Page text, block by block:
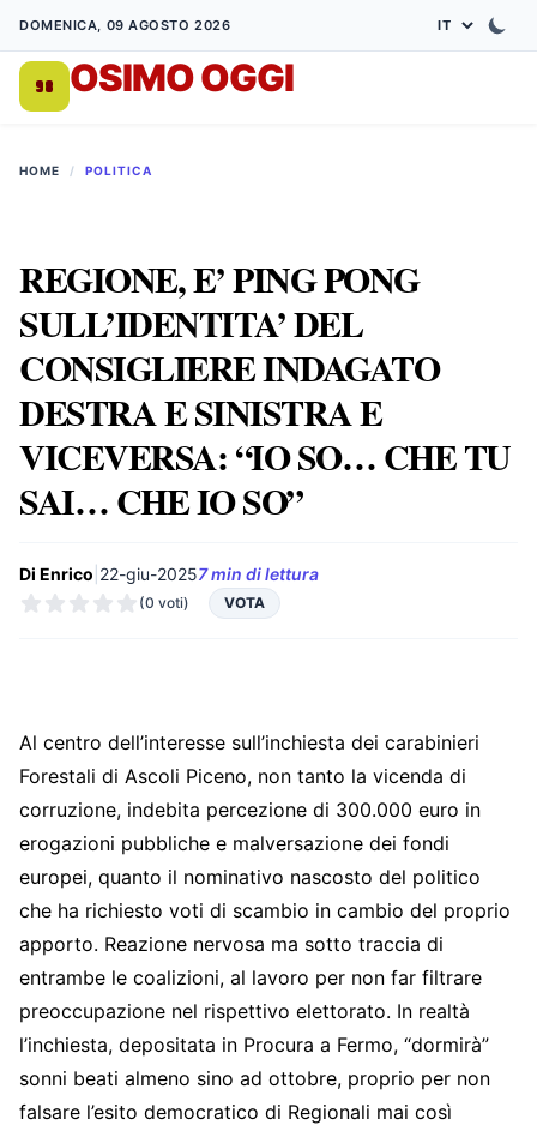
DOMENICA, 09 AGOSTO 2026
OSIMO OGGI
HOME / POLITICA
REGIONE, E’ PING PONG
SULL’IDENTITA’ DEL
CONSIGLIERE INDAGATO
DESTRA E SINISTRA E
VICEVERSA: “IO SO… CHE TU
SAI… CHE IO SO”
Di Enrico 22-giu-20257 min di lettura
(0 voti) VOTA
Al centro dell’interesse sull’inchiesta dei carabinieri
Forestali di Ascoli Piceno, non tanto la vicenda di
corruzione, indebita percezione di 300.000 euro in
erogazioni pubbliche e malversazione dei fondi
europei, quanto il nominativo nascosto del politico
che ha richiesto voti di scambio in cambio del proprio
apporto. Reazione nervosa ma sotto traccia di
entrambe le coalizioni, al lavoro per non far filtrare
preoccupazione nel rispettivo elettorato. In realtà
l’inchiesta, depositata in Procura a Fermo, “dormirà”
sonni beati almeno sino ad ottobre, proprio per non
falsare l’esito democratico di Regionali mai così